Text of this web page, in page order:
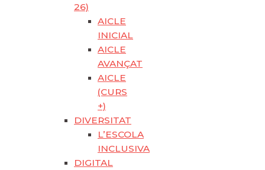
26)
AICLE
INICIAL
AICLE
AVANÇAT
AICLE
(CURS
+)
DIVERSITAT
L’ESCOLA
INCLUSIVA
DIGITAL